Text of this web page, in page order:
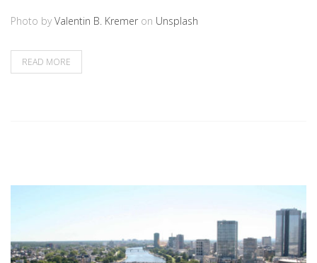
Photo byValentin B. Kremer on Unsplash
READ MORE